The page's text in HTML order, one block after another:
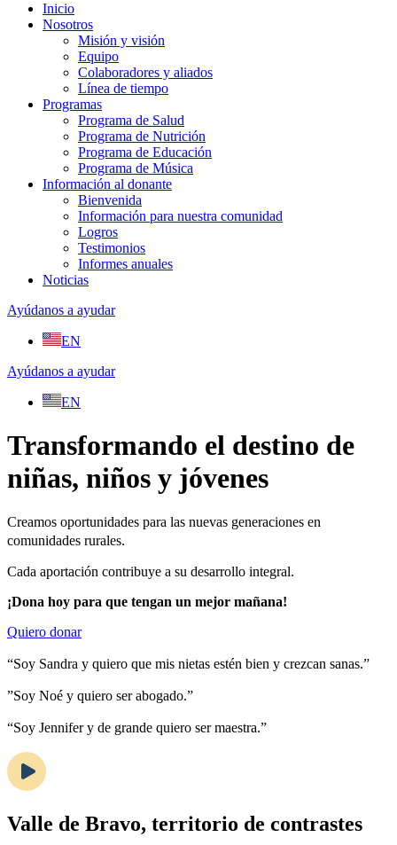
Inicio
Nosotros
Misión y visión
Equipo
Colaboradores y aliados
Línea de tiempo
Programas
Programa de Salud
Programa de Nutrición
Programa de Educación
Programa de Música
Información al donante
Bienvenida
Información para nuestra comunidad
Logros
Testimonios
Informes anuales
Noticias
Ayúdanos a ayudar
EN
Ayúdanos a ayudar
EN
Transformando el destino de
niñas, niños y jóvenes
Creamos oportunidades para las nuevas generaciones en
comunidades rurales.
Cada aportación contribuye a su desarrollo integral.
¡Dona hoy para que tengan un mejor mañana!
Quiero donar
“Soy Sandra y quiero que mis nietas estén bien y crezcan sanas.”
”Soy Noé y quiero ser abogado.”
“Soy Jennifer y de grande quiero ser maestra.”
Valle de Bravo, territorio de contrastes